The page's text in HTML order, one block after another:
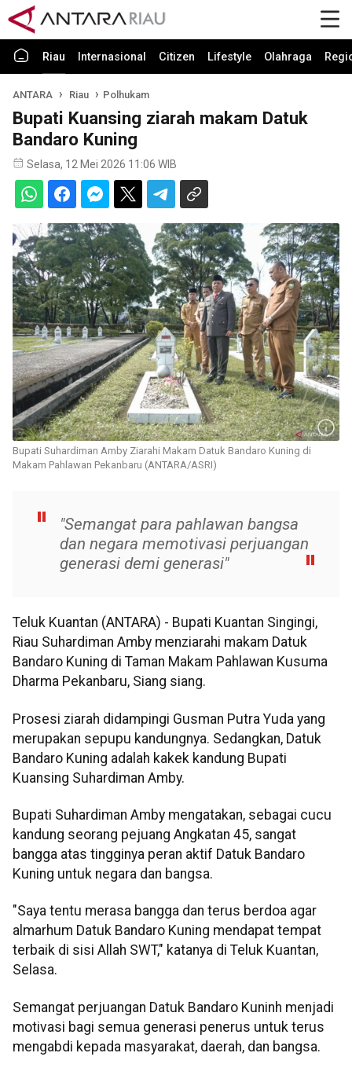
Riau Internasional Citizen Lifestyle Olahraga
ANTARA Riau Polhukam
Bupati Kuansing ziarah makam Datuk
Bandaro Kuning
Selasa, 12 Mei 2026 11:06 WIB
Bupati Suhardiman Amby Ziarahi Makam Datuk Bandaro Kuning di
Makam Pahlawan Pekanbaru (ANTARA/ASRI)
"Semangat para pahlawan bangsa
dan negara memotivasi perjuangan
generasi demi generasi"
Teluk Kuantan (ANTARA) - Bupati Kuantan Singingi,
Riau Suhardiman Amby menziarahi makam Datuk
Bandaro Kuning di Taman Makam Pahlawan Kusuma
Dharma Pekanbaru, Siang siang.
Prosesi ziarah didampingi Gusman Putra Yuda yang
merupakan sepupu kandungnya. Sedangkan, Datuk
Bandaro Kuning adalah kakek kandung Bupati
Kuansing Suhardiman Amby.
Bupati Suhardiman Amby mengatakan, sebagai cucu
kandung seorang pejuang Angkatan 45, sangat
bangga atas tingginya peran aktif Datuk Bandaro
Kuning untuk negara dan bangsa.
"Saya tentu merasa bangga dan terus berdoa agar
almarhum Datuk Bandaro Kuning mendapat tempat
terbaik di sisi Allah SWT," katanya di Teluk Kuantan,
Selasa.
Semangat perjuangan Datuk Bandaro Kuninh menjadi
motivasi bagi semua generasi penerus untuk terus
mengabdi kepada masyarakat, daerah, dan bangsa.